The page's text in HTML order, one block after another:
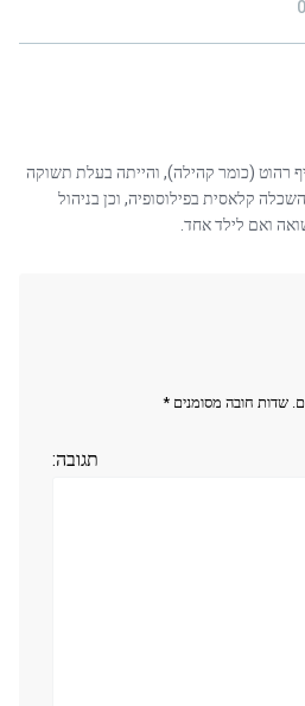
רהוט (כומר קהילה), והייתה בעלת תשוקה
קלאסית בפילוסופיה, וכן בניהול
ואם לילד אחד.
שדות חובה מסומנים *
תגובה: